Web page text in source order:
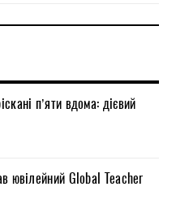
п’яти вдома: дієвий
ювілейний Global Teacher